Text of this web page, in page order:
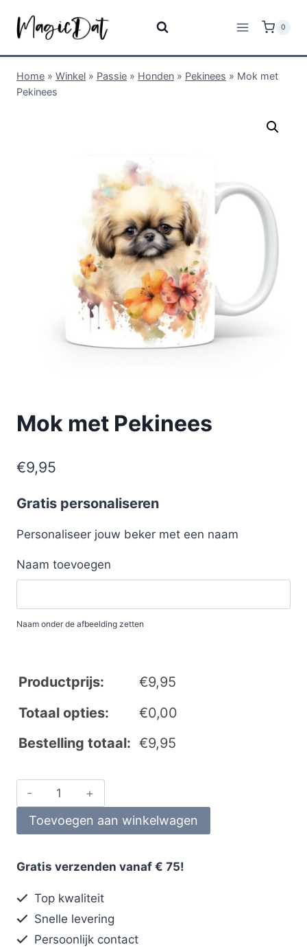
0
Home » Winkel » Passie » Honden » Pekinees » Mok met
Pekinees
Mok met Pekinees
€9,95
Gratis personaliseren
Personaliseer jouw beker met een naam
Naam toevoegen
Naam onder de afbeelding zetten
Productprijs: €9,95
Totaal opties:
€0,00
Bestelling totaal: €9,95
Toevoegen aan winkelwagen
Gratis verzenden vanaf € 75!
Top kwaliteit
Snelle levering
Persoonlijk contact